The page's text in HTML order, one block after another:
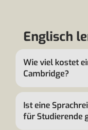
Englisch
Wie viel kostet
Cambridge?
Ist eine
für Studierende